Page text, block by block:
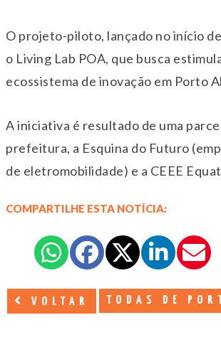
O projeto-piloto, lançado no início
o Living Lab POA, que busca
ecossistema de inovação em Porto
A iniciativa é resultado de uma
prefeitura, a Esquina do Futuro
de eletromobilidade) e a CEEE
COMPARTILHE ESTA NOTÍCIA:
VOLTAR TODAS DE